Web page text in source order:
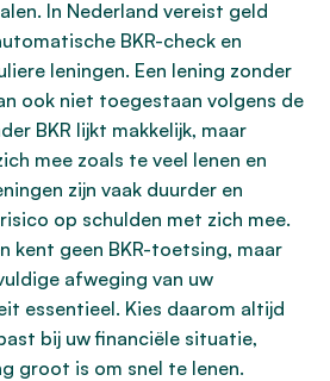
In Nederland vereist geld
BKR-check en
leningen. Een lening zonder
ook niet toegestaan volgens de
BKR lijkt makkelijk, maar
mee zoals te veel lenen en
zijn vaak duurder en
op schulden met zich mee.
kent geen BKR-toetsing, maar
afweging van uw
essentieel. Kies daarom altijd
bij uw financiële situatie,
groot is om snel te lenen.